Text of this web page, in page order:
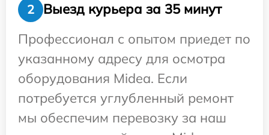
2
Выезд курьера за 35 минут
Профессионал с опытом приедет по
указанному адресу для осмотра
оборудования Midea. Если
потребуется углубленный ремонт
мы обеспечим перевозку за наш